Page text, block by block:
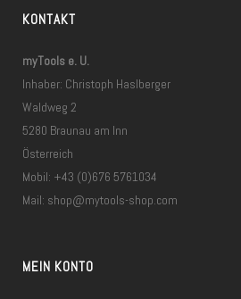
KONTAKT
myTools e. U.
Inhaber: Christoph Haslberger
Waldweg 2
5280 Braunau am Inn
Österreich
Mobil: +43 (0)676 5761034
Mail: shop@mytools-shop.com
MEIN KONTO